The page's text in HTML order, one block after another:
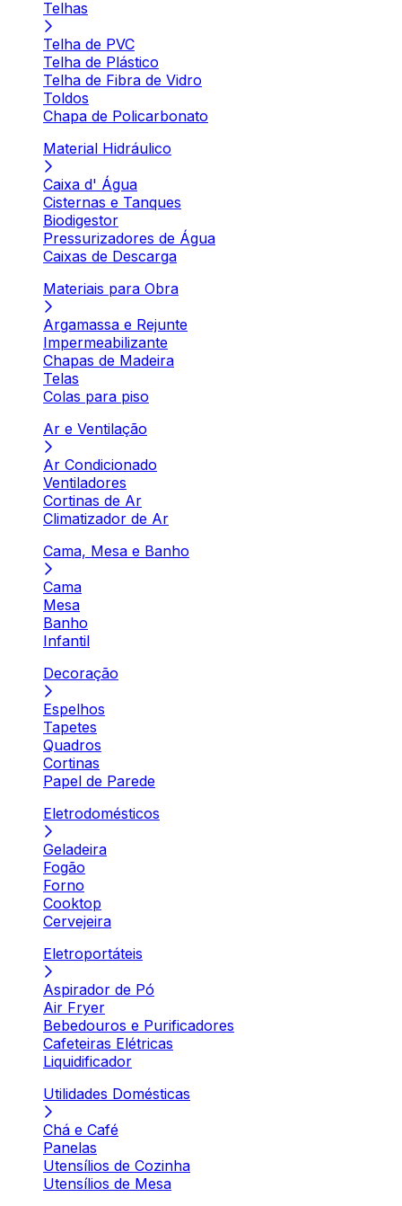
Telhas
Telha de PVC
Telha de Plástico
Telha de Fibra de Vidro
Toldos
Chapa de Policarbonato
Material Hidráulico
Caixa d' Água
Cisternas e Tanques
Biodigestor
Pressurizadores de Água
Caixas de Descarga
Materiais para Obra
Argamassa e Rejunte
Impermeabilizante
Chapas de Madeira
Telas
Colas para piso
Ar e Ventilação
Ar Condicionado
Ventiladores
Cortinas de Ar
Climatizador de Ar
Cama, Mesa e Banho
Cama
Mesa
Banho
Infantil
Decoração
Espelhos
Tapetes
Quadros
Cortinas
Papel de Parede
Eletrodomésticos
Geladeira
Fogão
Forno
Cooktop
Cervejeira
Eletroportáteis
Aspirador de Pó
Air Fryer
Bebedouros e Purificadores
Cafeteiras Elétricas
Liquidificador
Utilidades Domésticas
Chá e Café
Panelas
Utensílios de Cozinha
Utensílios de Mesa